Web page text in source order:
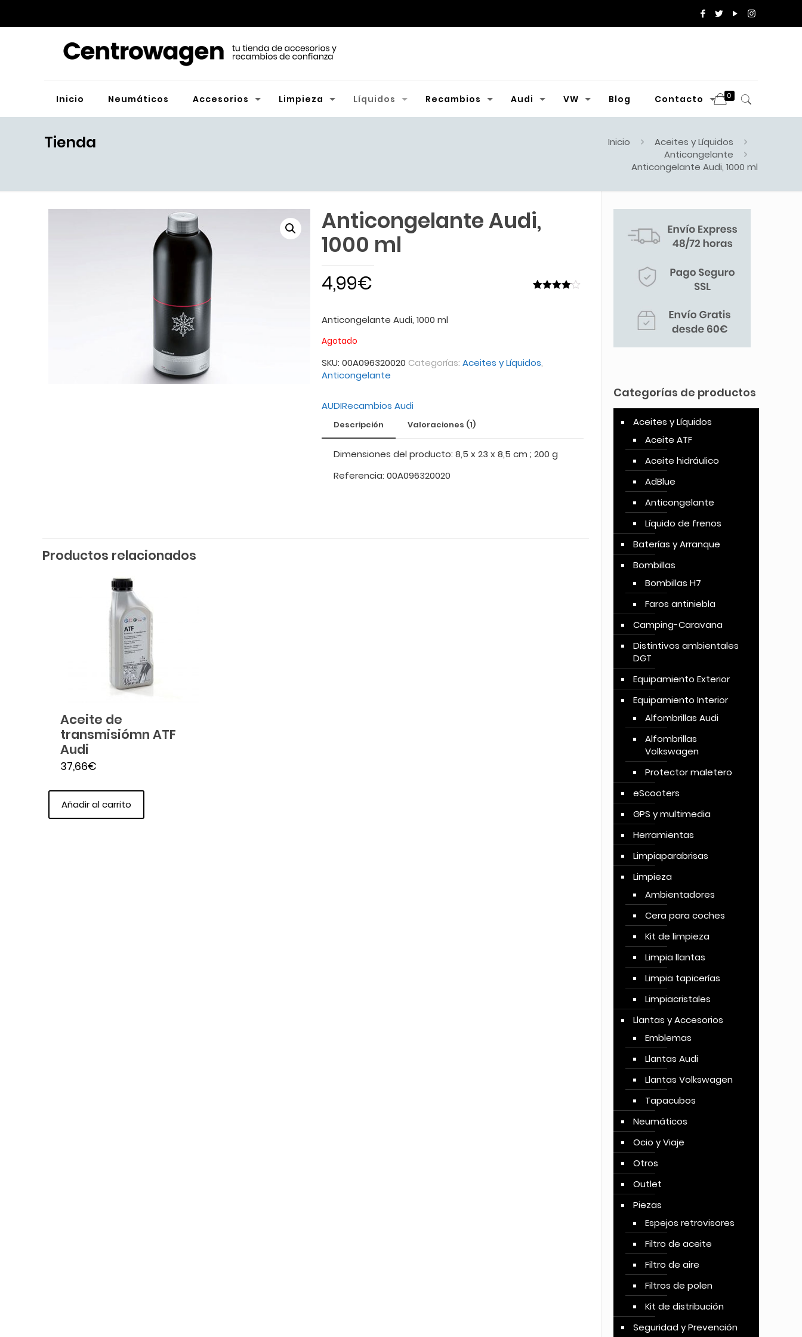
Inicio Neumáticos Accesorios Limpieza Líquidos Recambios Audi VW Blog Contacto 0
Tienda Inicio
Aceites y Líquidos
Anticongelante
Anticongelante Audi, 1000 ml
Anticongelante Audi,
1000 ml
4,99€
Anticongelante Audi, 1000 ml
Agotado
SKU: 00A096320020 Categorías: Aceites y Líquidos,
Anticongelante
AUDIRecambios Audi
Descripción Valoraciones (1)
Dimensiones del producto: 8,5 x 23 x 8,5 cm ; 200 g
Referencia: 00A096320020
Productos relacionados
Aceite de
transmisiómn ATF
Audi
37,66€
Añadir al carrito
Categorías de productos
Aceites y Líquidos
Aceite ATF
Aceite hidráulico
AdBlue
Anticongelante
Líquido de frenos
Baterías y Arranque
Bombillas
Bombillas H7
Faros antiniebla
Camping-Caravana
Distintivos ambientales
DGT
Equipamiento Exterior
Equipamiento Interior
Alfombrillas Audi
Alfombrillas
Volkswagen
Protector maletero
eScooters
GPS y multimedia
Herramientas
Limpiaparabrisas
Limpieza
Ambientadores
Cera para coches
Kit de limpieza
Limpia llantas
Limpia tapicerías
Limpiacristales
Llantas y Accesorios
Emblemas
Llantas Audi
Llantas Volkswagen
Tapacubos
Neumáticos
Ocio y Viaje
Otros
Outlet
Piezas
Espejos retrovisores
Filtro de aceite
Filtro de aire
Filtros de polen
Kit de distribución
Seguridad y Prevención